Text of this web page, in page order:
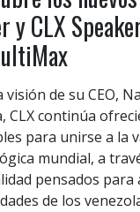
y CLX
visión de su CEO,
CLX continúa
para unirse a la
mundial, a
pensados para
de los